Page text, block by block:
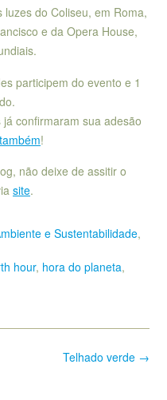
do Coliseu, em Roma,
e da Opera House,
participem do evento e 1
confirmaram sua adesão
!
não deixe de assitir o
site.
e Sustentabilidade,
hour, hora do planeta,
Telhado verde →